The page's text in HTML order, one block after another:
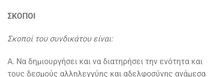
ΣΚΟΠΟΙ
Σκοποί του συνδικάτου είναι:
Α. Να δημιουργήσει και να διατηρήσει την ενότητα και
τους δεσμούς αλληλεγγύης και αδελφοσύνης ανάμεσα